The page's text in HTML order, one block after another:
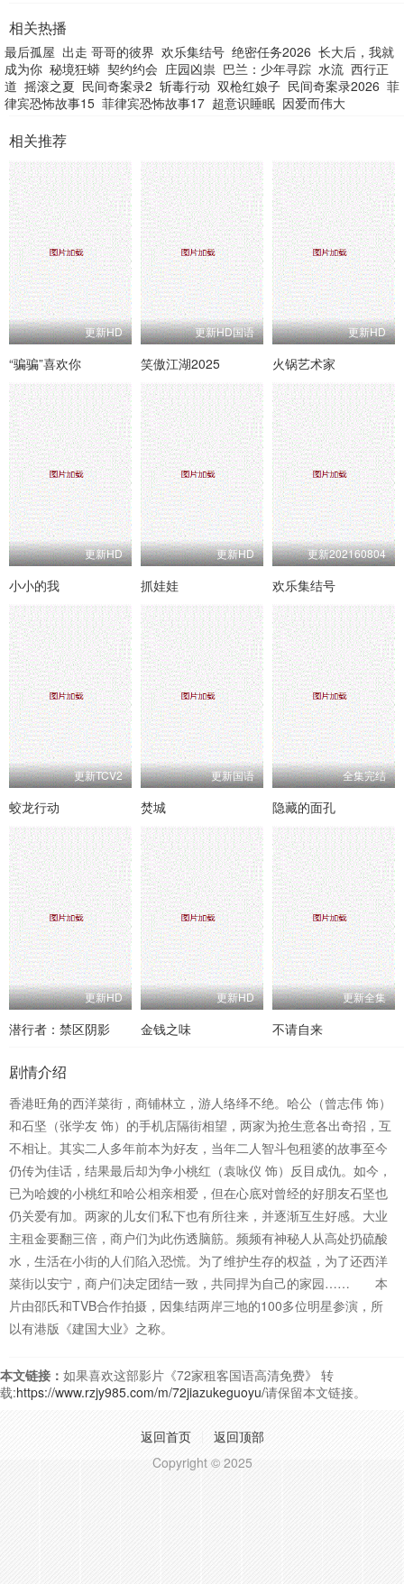
相关热播
最后孤屋 出走 哥哥的彼界 欢乐集结号 绝密任务2026 长大后，我就
成为你 秘境狂蟒 契约约会 庄园凶祟 巴兰：少年寻踪 水流 西行正
道 摇滚之夏 民间奇案录2 斩毒行动 双枪红娘子 民间奇案录2026 菲
律宾恐怖故事15 菲律宾恐怖故事17 超意识睡眠 因爱而伟大
相关推荐
更新HD
“骗骗”喜欢你
更新HD国语
笑傲江湖2025
更新HD
火锅艺术家
更新HD
小小的我
更新HD
抓娃娃
更新202160804
欢乐集结号
更新TCV2
蛟龙行动
更新国语
焚城
全集完结
隐藏的面孔
更新HD
潜行者：禁区阴影
更新HD
金钱之味
更新全集
不请自来
剧情介绍
香港旺角的西洋菜街，商铺林立，游人络绎不绝。哈公（曾志伟 饰）
和石坚（张学友 饰）的手机店隔街相望，两家为抢生意各出奇招，互
不相让。其实二人多年前本为好友，当年二人智斗包租婆的故事至今
仍传为佳话，结果最后却为争小桃红（袁咏仪 饰）反目成仇。如今，
已为哈嫂的小桃红和哈公相亲相爱，但在心底对曾经的好朋友石坚也
仍关爱有加。两家的儿女们私下也有所往来，并逐渐互生好感。大业
主租金要翻三倍，商户们为此伤透脑筋。频频有神秘人从高处扔硫酸
水，生活在小街的人们陷入恐慌。为了维护生存的权益，为了还西洋
菜街以安宁，商户们决定团结一致，共同捍为自己的家园…… 本
片由邵氏和TVB合作拍摄，因集结两岸三地的100多位明星参演，所
以有港版《建国大业》之称。
本文链接： 如果喜欢这部影片《72家租客国语高清免费》 转
载:https://www.rzjy985.com/m/72jiazukeguoyu/请保留本文链接。
返回首页
返回顶部
Copyright © 2025